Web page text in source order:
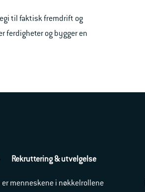
til faktisk fremdrift og
ferdigheter og bygger en
Rekruttering & utvelgelse
er menneskene i nøkkelrollene